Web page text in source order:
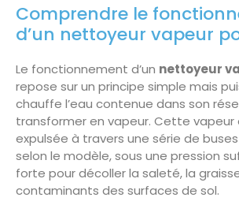
Comprendre le
d’un nettoyeur vapeur
Le fonctionnement d’un nettoyeur
repose sur un principe simple mais
chauffe l’eau contenue dans son
transformer en vapeur. Cette vapeur
expulsée à travers une série de
selon le modèle, sous une pression
forte pour décoller la saleté, la
contaminants des surfaces de sol.